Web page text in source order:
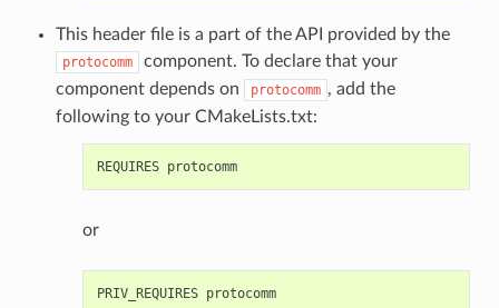
This header file is a part of the API provided by the
protocomm
component. To declare that your
component depends on
protocomm , add the
following to your CMakeLists.txt:
REQUIRES protocomm
or
PRIV_REQUIRES protocomm